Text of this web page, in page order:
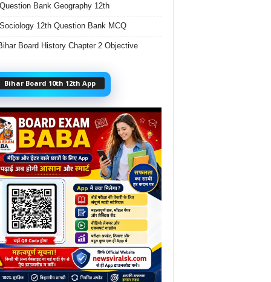
Bank Geography 12th
12th Question Bank MCQ
Board History Chapter 2 Objective
Bihar Board 10th 12th App